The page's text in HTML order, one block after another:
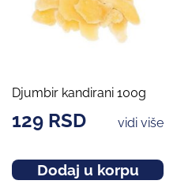
Djumbir kandirani 100g
129 RSD vidi više
Dodaj u korpu